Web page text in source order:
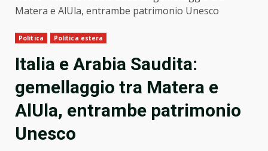
Matera e AlUla, entrambe patrimonio Unesco
Politica Politica estera
Italia e Arabia Saudita:
gemellaggio tra Matera e
AlUla, entrambe patrimonio
Unesco